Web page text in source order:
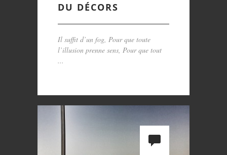
DU DÉCORS
Il suffit d’un fog, Pour que toute
l’illusion prenne sens, Pour que tout
...